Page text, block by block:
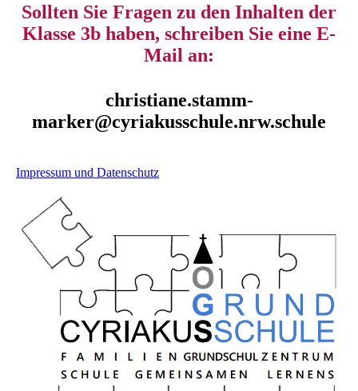
Sollten Sie Fragen zu den Inhalten der
Klasse 3b haben, schreiben Sie eine E-
Mail an:
christiane.stamm-
marker@cyriakusschule.nrw.schule
Impressum und Datenschutz